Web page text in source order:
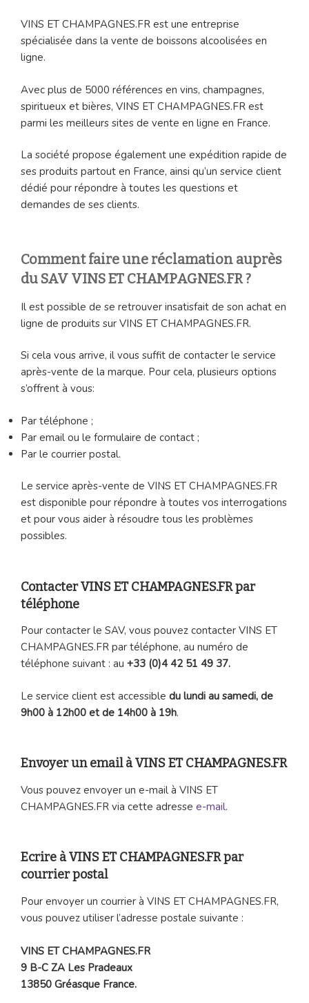
VINS ET CHAMPAGNES.FR est une entreprise
spécialisée dans la vente de boissons alcoolisées en
ligne.
Avec plus de 5000 références en vins, champagnes,
spiritueux et bières, VINS ET CHAMPAGNES.FR est
parmi les meilleurs sites de vente en ligne en France.
La société propose également une expédition rapide de
ses produits partout en France, ainsi qu’un service client
dédié pour répondre à toutes les questions et
demandes de ses clients.
Comment faire une réclamation auprès
du SAV VINS ET CHAMPAGNES.FR ?
Il est possible de se retrouver insatisfait de son achat en
ligne de produits sur VINS ET CHAMPAGNES.FR.
Si cela vous arrive, il vous suffit de contacter le service
après-vente de la marque. Pour cela, plusieurs options
s’offrent à vous:
Par téléphone ;
Par email ou le formulaire de contact ;
Par le courrier postal.
Le service après-vente de VINS ET CHAMPAGNES.FR
est disponible pour répondre à toutes vos interrogations
et pour vous aider à résoudre tous les problèmes
possibles.
Contacter VINS ET CHAMPAGNES.FR par
téléphone
Pour contacter le SAV, vous pouvez contacter VINS ET
CHAMPAGNES.FR par téléphone, au numéro de
téléphone suivant : au +33 (0)4 42 51 49 37.
Le service client est accessible du lundi au samedi, de
9h00 à 12h00 et de 14h00 à 19h.
Envoyer un email à VINS ET CHAMPAGNES.FR
Vous pouvez envoyer un e-mail à VINS ET
CHAMPAGNES.FR via cette adresse e-mail.
Ecrire à VINS ET CHAMPAGNES.FR par
courrier postal
Pour envoyer un courrier à VINS ET CHAMPAGNES.FR,
vous pouvez utiliser l’adresse postale suivante :
VINS ET CHAMPAGNES.FR
9 B-C ZA Les Pradeaux
13850 Gréasque France.